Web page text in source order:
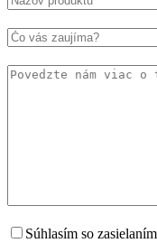
Súhlasím so